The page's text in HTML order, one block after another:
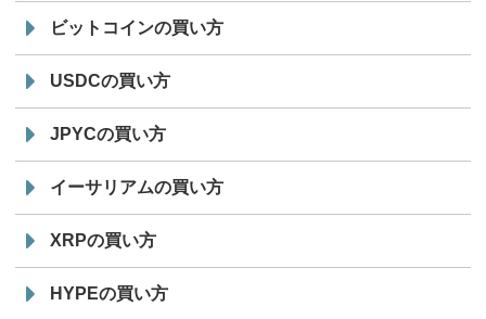
ビットコインの買い方
USDCの買い方
JPYCの買い方
イーサリアムの買い方
XRPの買い方
HYPEの買い方